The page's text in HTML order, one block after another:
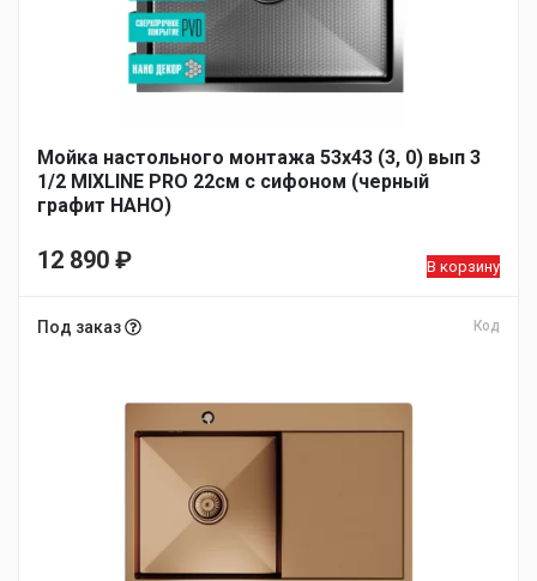
Мойка настольного монтажа 53х43 (3, 0) вып 3
1/2 MIXLINE PRO 22см с сифоном (черный
графит НАНО)
12 890 ₽ В корзину
Под заказ Код